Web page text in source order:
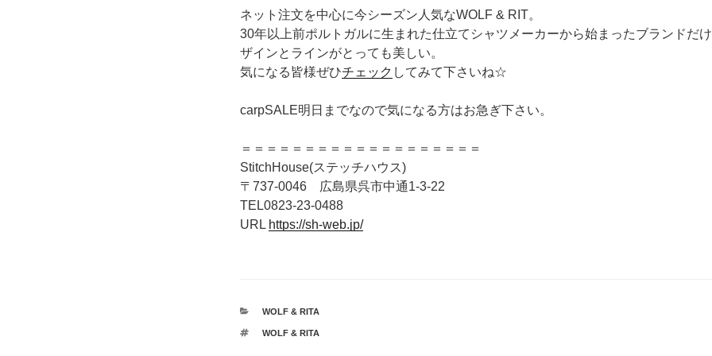
ネット注文を中心に今シーズン人気なWOLF & RIT。
30年以上前ポルトガルに生まれた仕立てシャツメーカーから始まったブランドだ
ザインとラインがとっても美しい。
気になる皆様ぜひチェック してみて下さいね☆
carpSALE明日までなので気になる方はお急ぎ下さい。
＝＝＝＝＝＝＝＝＝＝＝＝＝＝＝＝＝＝＝
StitchHouse(ステッチハウス)
〒737-0046 広島県呉市中通1-3-22
TEL0823-23-0488
URL https://sh-web.jp/
カ
ゴ
WOLF & RITA
タ
WOLF & RITA